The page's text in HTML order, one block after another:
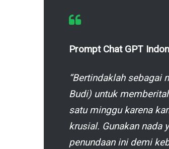
Prompt Chat GPT
“Bertindaklah sebagai
Budi) untuk
satu minggu karena
krusial. Gunakan nada
penundaan ini demi